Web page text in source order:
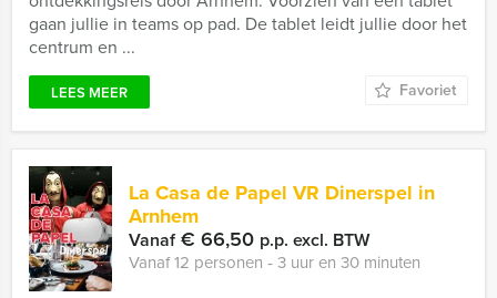
gaan jullie in teams op pad. De tablet leidt jullie door het
centrum en ...
LEES MEER Favoriet
La Casa de Papel VR Dinerspel in
Arnhem
Vanaf€ 66,50 p.p. excl. BTW
Vanaf 12 personen ‐ 3 uur en 30 minuten